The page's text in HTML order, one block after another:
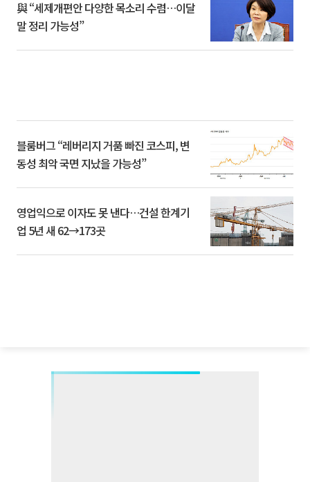
與 “세제개편안 다양한 목소리 수렴…이달
말 정리 가능성”
블룸버그 “레버리지 거품 빠진 코스피, 변
동성 최악 국면 지났을 가능성”
영업익으로 이자도 못 낸다…건설 한계기
업 5년 새 62→173곳